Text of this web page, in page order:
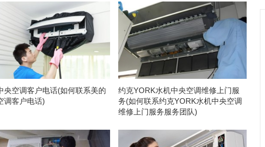
央空调客户电话(如何联系美的
调客户电话)
约克YORK水机中央空调维修上门服
务(如何联系约克YORK水机中央空调
维修上门服务服务团队)